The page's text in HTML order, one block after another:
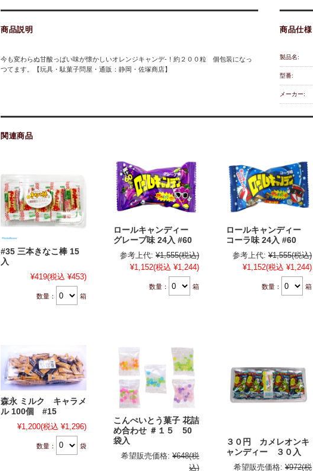
商品説明
今も変わらぬ甘酸っぱい味が懐かしいオレンジキャンデ-！約２００粒 個包装になっ
つてます。【玩具・駄菓子問屋・通販：静岡・佐塚商店】
商品仕様
製品名:
型番:
メーカー:
関連商品
#35 三本きなこ棒 15
入
¥419(税込 ¥453)
数量： 箱
ロールキャンディー
グレープ味 24入 #60
参考上代: ¥1,555(税込)
¥1,152(税込 ¥1,244)
数量： 箱
ロールキャンディー
コーラ味 24入 #60
参考上代: ¥1,555(税込)
¥1,152(税込 ¥1,244)
数量： 箱
森永 ミルク キャラメ
ル 100個 #15
¥1,200(税込 ¥1,296)
数量： 袋
こんぺいとう菓子 花詰
め合わせ ＃１５ 50
袋入
希望販売価格: ¥648(税
込)
３０円 カメレオンキ
ャンディー ３０入
希望販売価格: ¥972(税